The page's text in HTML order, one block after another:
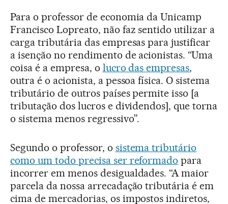
Para o professor de economia da Unicamp
Francisco Lopreato, não faz sentido utilizar a
carga tributária das empresas para justificar
a isenção no rendimento de acionistas. “Uma
coisa é a empresa, o lucro das empresas,
outra é o acionista, a pessoa física. O sistema
tributário de outros países permite isso [a
tributação dos lucros e dividendos], que torna
o sistema menos regressivo”.
Segundo o professor, o sistema tributário
como um todo precisa ser reformado para
incorrer em menos desigualdades. “A maior
parcela da nossa arrecadação tributária é em
cima de mercadorias, os impostos indiretos,